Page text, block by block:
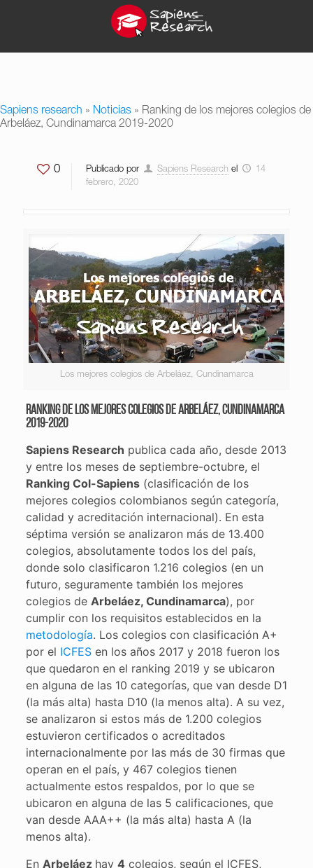
Sapiens research » Noticias » Ranking de los mejores colegios de
Arbeláez, Cundinamarca 2019-2020
0 Publicado por Sapiens Research el
14
febrero, 2020
Los mejores colegios de Arbeláez, Cundinamarca
Ranking de los mejores colegios de Arbeláez, Cundinamarca
2019-2020
Sapiens Research publica cada año, desde 2013
y entre los meses de septiembre-octubre, el
Ranking Col-Sapiens(clasificación de los
mejores colegios colombianos según categoría,
calidad y acreditación internacional). En esta
séptima versión se analizaron más de 13.400
colegios, absolutamente todos los del país,
donde solo clasificaron 1.216 colegios (en un
futuro, seguramente también los mejores
colegios de Arbeláez, Cundinamarca), por
cumplir con los requisitos establecidos en la
metodología. Los colegios con clasificación A+
por el ICFESen los años 2017 y 2018 fueron los
que quedaron en el ranking 2019 y se ubicaron
en alguna de las 10 categorías, que van desde D1
(la más alta) hasta D10 (la menos alta). A su vez,
se analizaron si estos más de 1.200 colegios
estuvieron certificados o acreditados
internacionalmente por las más de 30 firmas que
operan en el país, y 467 colegios tienen
actualmente estos respaldos, por lo que se
ubicaron en alguna de las 5 calificaciones, que
van desde AAA++ (la más alta) hasta A (la
menos alta).
En Arbeláez hay 4 colegios, según el ICFES,